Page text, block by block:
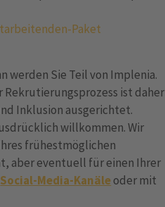
Paket
werden Sie Teil von Implenia.
Rekrutierungsprozess ist daher
Inklusion ausgerichtet.
willkommen. Wir
frühestmöglichen
aber eventuell für einen Ihrer
Social-Media-Kanäleoder mit